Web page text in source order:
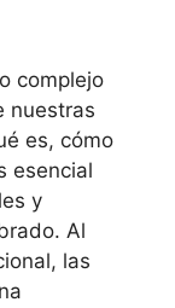
complejo
nuestras
es, cómo
esencial
y
Al
las